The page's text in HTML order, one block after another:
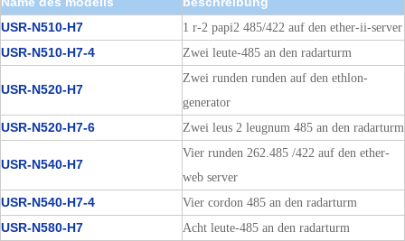
USR-N510-H7
1 r-2 papi2 485/422 auf den ether-ii-server
USR-N510-H7-4 Zwei leute-485 an den radarturm
USR-N520-H7
Zwei runden runden auf den ethlon-
generator
USR-N520-H7-6 Zwei leus 2 leugnum 485 an den radarturm
USR-N540-H7
Vier runden 262.485 /422 auf den ether-
web server
USR-N540-H7-4 Vier cordon 485 an den radarturm
USR-N580-H7 Acht leute-485 an den radarturm